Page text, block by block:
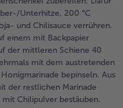
Unterhitze, 200 °C
und Chilisauce verrühren.
einem mit Backpapier
der mittleren Schiene 40
mit dem austretenden
bepinseln. Aus
der restlichen Marinade
Chilipulver bestäuben.